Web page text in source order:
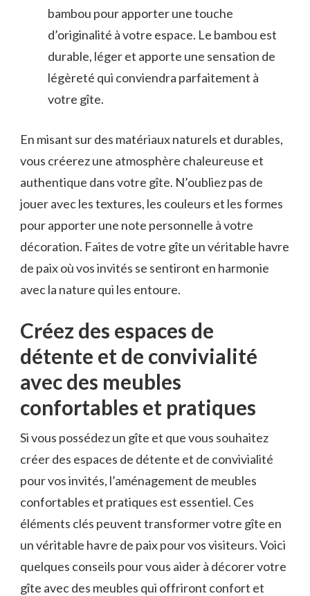
bambou‍ pour apporter⁢ une touche
d’originalité à votre espace. Le bambou est‌
durable, léger et apporte⁢ une sensation de
légèreté qui conviendra ‍parfaitement à
votre gîte.
En misant sur des matériaux⁢ naturels ​et⁣ durables,
⁢vous créerez une atmosphère ⁢chaleureuse⁢ et
authentique dans ⁢votre gîte. N’oubliez pas de
jouer avec les textures, les couleurs ⁣et les ​formes
pour apporter une note personnelle à votre
décoration. Faites de votre gîte un véritable havre
de paix où vos invités‍ se sentiront en harmonie
avec la nature⁢ qui ⁤les entoure.
Créez des espaces de⁤
détente et de convivialité
avec des meubles
confortables ⁤et​ pratiques
Si vous⁢ possédez un gîte et​ que vous ‍souhaitez
créer des espaces de détente et ⁣de convivialité​
pour vos‌ invités, l’aménagement de meubles
confortables ‍et pratiques est essentiel. Ces
éléments clés peuvent ‌transformer votre ⁣gîte en
un ​véritable⁤ havre de ⁤paix ⁢pour ​vos visiteurs.‌ Voici
quelques conseils pour vous aider à décorer votre
gîte‍ avec​ des meubles⁣ qui offriront confort et‍